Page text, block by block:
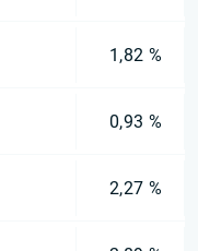
1,82 %
0,93 %
2,27 %